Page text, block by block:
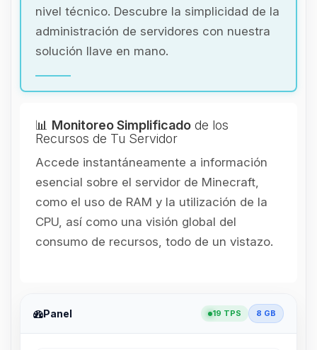
nivel técnico. Descubre la simplicidad de la
administración de servidores con nuestra
solución llave en mano.
📊 Monitoreo Simplificado de los
Recursos de Tu Servidor
Accede instantáneamente a información
esencial sobre el servidor de Minecraft,
como el uso de RAM y la utilización de la
CPU, así como una visión global del
consumo de recursos, todo de un vistazo.
Panel 19 TPS 8 GB
Yupi, por fin alguien con quien